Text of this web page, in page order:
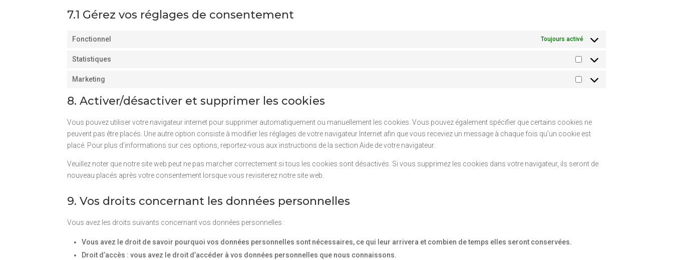
7.1 Gérez vos réglages de consentement
Fonctionnel Toujours activé
Statistiques
Statistiques
Marketing
Marketing
8. Activer/désactiver et supprimer les cookies
Vous pouvez utiliser votre navigateur internet pour supprimer automatiquement ou manuellement les cookies. Vous pouvez également spécifier que certains cookies ne
peuvent pas être placés. Une autre option consiste à modifier les réglages de votre navigateur Internet afin que vous receviez un message à chaque fois qu’un cookie est
placé. Pour plus d’informations sur ces options, reportez-vous aux instructions de la section Aide de votre navigateur.
Veuillez noter que notre site web peut ne pas marcher correctement si tous les cookies sont désactivés. Si vous supprimez les cookies dans votre navigateur, ils seront de
nouveau placés après votre consentement lorsque vous revisiterez notre site web.
9. Vos droits concernant les données personnelles
Vous avez les droits suivants concernant vos données personnelles :
Vous avez le droit de savoir pourquoi vos données personnelles sont nécessaires, ce qui leur arrivera et combien de temps elles seront conservées.
Droit d’accès : vous avez le droit d’accéder à vos données personnelles que nous connaissons.